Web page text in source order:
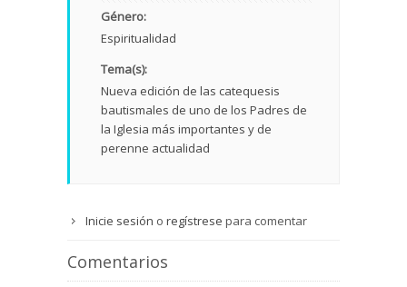
Género:
Espiritualidad
Tema(s):
Nueva edición de las catequesis
bautismales de uno de los Padres de
la Iglesia más importantes y de
perenne actualidad
Inicie sesión o regístrese para comentar
Comentarios